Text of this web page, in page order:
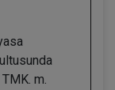
m.